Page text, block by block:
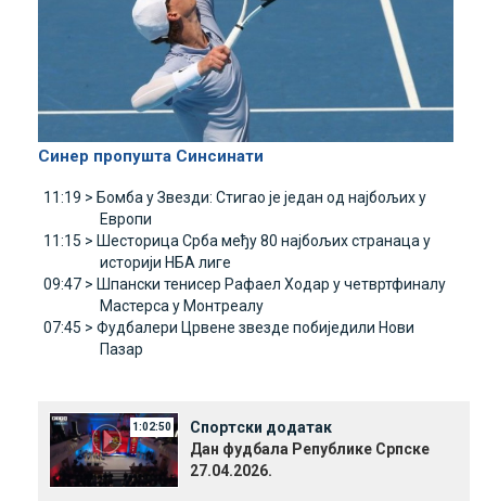
Синер пропушта Синсинати
11:19 > Бомба у Звезди: Стигао је један од најбољих у
Европи
11:15 > Шесторица Срба међу 80 најбољих странаца у
историји НБА лиге
09:47 > Шпански тенисер Рафаел Ходар у четвртфиналу
Мастерса у Монтреалу
07:45 > Фудбалери Црвене звезде побиједили Нови
Пазар
1:02:50
Спортски додатак
Дан фудбала Републике Српске
27.04.2026.